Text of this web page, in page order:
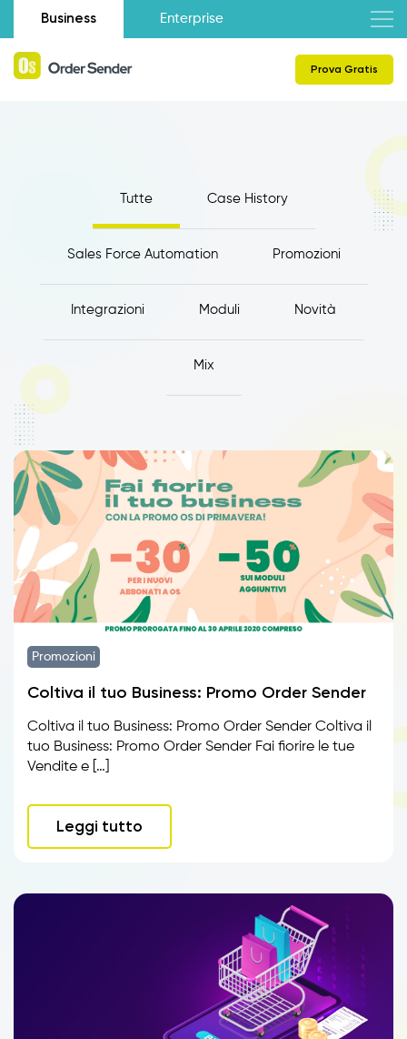
Business Enterprise
Prova Gratis
Tutte Case History
Sales Force Automation Promozioni
Integrazioni Moduli Novità
Mix
Promozioni
Coltiva il tuo Business: Promo Order Sender
Coltiva il tuo Business: Promo Order Sender Coltiva il
tuo Business: Promo Order Sender Fai fiorire le tue
Vendite e […]
Leggi tutto